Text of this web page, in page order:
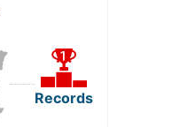
Records